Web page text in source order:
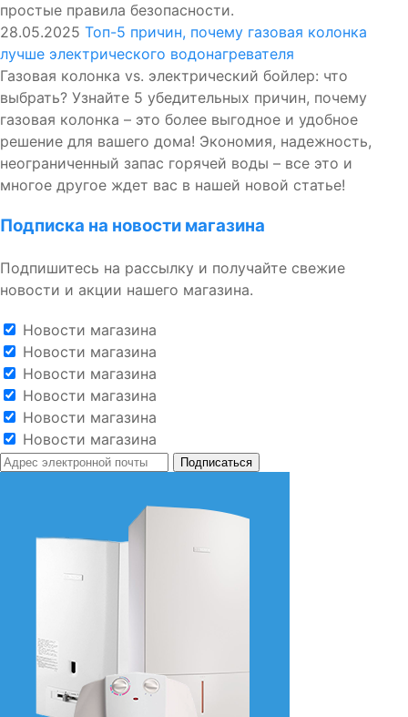
простые правила безопасности.
28.05.2025 Топ-5 причин, почему газовая колонка
лучше электрического водонагревателя
Газовая колонка vs. электрический бойлер: что
выбрать? Узнайте 5 убедительных причин, почему
газовая колонка – это более выгодное и удобное
решение для вашего дома! Экономия, надежность,
неограниченный запас горячей воды – все это и
многое другое ждет вас в нашей новой статье!
Подписка на новости магазина
Подпишитесь на рассылку и получайте свежие
новости и акции нашего магазина.
Новости магазина
Новости магазина
Новости магазина
Новости магазина
Новости магазина
Новости магазина